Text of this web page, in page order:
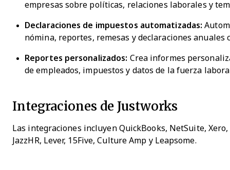
empresas sobre políticas, relaciones laborales y
Declaraciones de impuestos automatizadas:
nómina, reportes, remesas y declaraciones anuales
Reportes personalizados: Crea informes
de empleados, impuestos y datos de la fuerza
Integraciones de Justworks
Las integraciones incluyen QuickBooks, NetSuite,
JazzHR, Lever, 15Five, Culture Amp y Leapsome.